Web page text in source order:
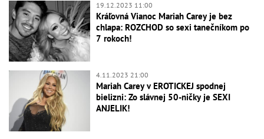
19.12.2023 11:00
Kráľovná Vianoc Mariah Carey je bez
chlapa: ROZCHOD so sexi tanečníkom po
7 rokoch!
4.11.2023 21:00
Mariah Carey v EROTICKEJ spodnej
bielizni: Zo slávnej 50-ničky je SEXI
ANJELIK!